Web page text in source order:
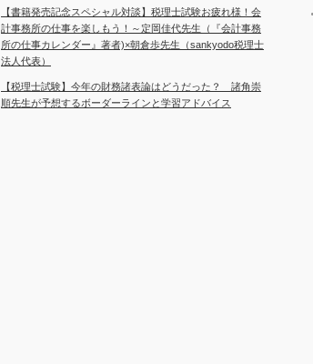
【書籍発売記念スペシャル対談】税理士試験お疲れ様！会
計事務所の仕事を楽しもう！～定岡佳代先生（『会計事務
所の仕事カレンダー』著者)×朝倉歩先生（sankyodo税理士
法人代表）
【税理士試験】今年の財務諸表論はどうだった？ 諸角崇
順先生が予想するボーダーラインと学習アドバイス